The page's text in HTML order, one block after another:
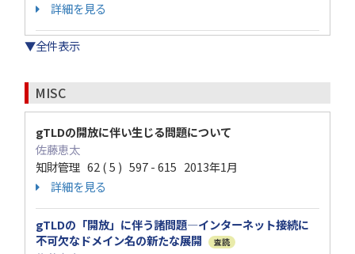
詳細を見る
▼全件表示
MISC
gTLDの開放に伴い生じる問題について
佐藤恵太
知財管理 62 ( 5 ) 597 - 615 2013年1月
詳細を見る
gTLDの「開放」に伴う諸問題―インターネット接続に
不可欠なドメイン名の新たな展開
査読